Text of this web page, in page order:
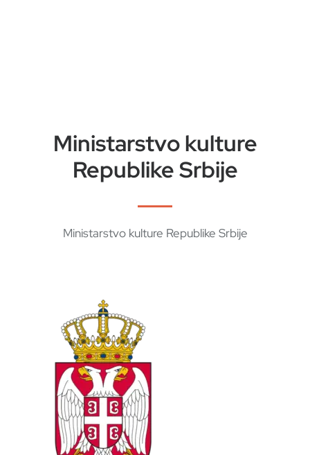
Ministarstvo kulture
Republike Srbije
Ministarstvo kulture Republike Srbije